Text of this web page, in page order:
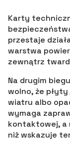
Karty
przestaje
warstwa
zewnątrz
Na drugim
wolno, że
wiatru albo
wymaga
kontaktowej, a
niż wskazuje